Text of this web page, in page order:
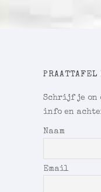
PRAATTAFEL
Schrijf je on
info en
Naam
Email